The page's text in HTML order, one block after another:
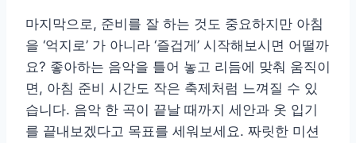
마지막으로, 준비를 잘 하는 것도 중요하지만 아침
을 ‘억지로’ 가 아니라 ‘즐겁게’ 시작해보시면 어떨까
요? 좋아하는 음악을 틀어 놓고 리듬에 맞춰 움직이
면, 아침 준비 시간도 작은 축제처럼 느껴질 수 있
습니다. 음악 한 곡이 끝날 때까지 세안과 옷 입기
를 끝내보겠다고 목표를 세워보세요. 짜릿한 미션